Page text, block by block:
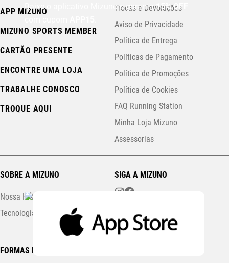
Baixe o aplicativo Mizuno e garanta15% OFF
APP MIZUNO
MIZUNO SPORTS MEMBER
CARTÃO PRESENTE
ENCONTRE UMA LOJA
TRABALHE CONOSCO
TROQUE AQUI
Trocas e Devoluções
Aviso de Privacidade
Política de Entrega
Políticas de Pagamento
Política de Promoções
Política de Cookies
FAQ Running Station
Minha Loja Mizuno
Assessorias
SOBRE A MIZUNO
Nossa História
Tecnologias
SIGA A MIZUNO
FORMAS DE PAGAMENTO